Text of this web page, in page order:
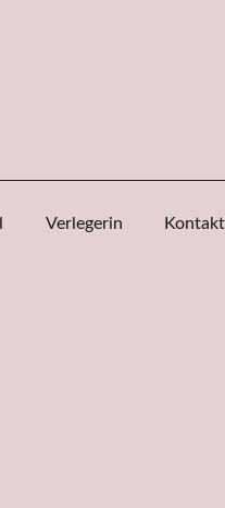
Verlegerin Kontakt